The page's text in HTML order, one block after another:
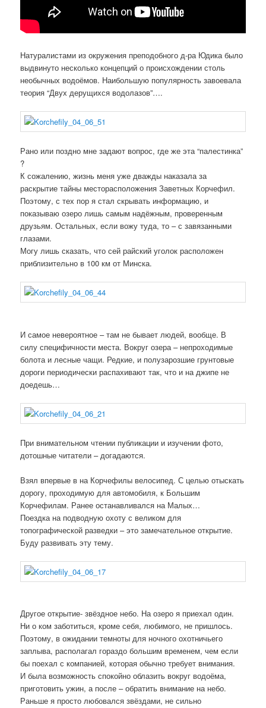
Натуралистами из окружения преподобного д-ра Юдика было
выдвинуто несколько концепций о происхождении столь
необычных водоёмов. Наибольшую популярность завоевала
теория “Двух дерущихся водолазов”….
Рано или поздно мне задают вопрос, где же эта “палестинка”
?
К сожалению, жизнь меня уже дважды наказала за
раскрытие тайны месторасположения Заветных Корчефил.
Поэтому, с тех пор я стал скрывать информацию, и
показываю озеро лишь самым надёжным, проверенным
друзьям. Остальных, если вожу туда, то – с завязанными
глазами.
Могу лишь сказать, что сей райский уголок расположен
приблизительно в 100 км от Минска.
И самое невероятное – там не бывает людей, вообще. В
силу специфичности места. Вокруг озера – непроходимые
болота и лесные чащи. Редкие, и полузарозшие грунтовые
дороги периодически распахивают так, что и на джипе не
доедешь…
При внимательном чтении публикации и изучении фото,
дотошные читатели – догадаются.
Взял впервые в на Корчефилы велосипед. С целью отыскать
дорогу, проходимую для автомобиля, к Большим
Корчефилам. Ранее останавливался на Малых…
Поездка на подводную охоту с великом для
топографической разведки – это замечательное открытие.
Буду развивать эту тему.
Другое открытие- звёздное небо. На озеро я приехал один.
Ни о ком заботиться, кроме себя, любимого, не пришлось.
Поэтому, в ожидании темноты для ночного охотничьего
заплыва, располагал гораздо большим временем, чем если
бы поехал с компанией, которая обычно требует внимания.
И была возможность спокойно облазить вокруг водоёма,
приготовить ужин, а после – обратить внимание на небо.
Раньше я просто любовался звёздами, не сильно